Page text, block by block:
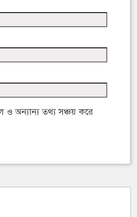
অন্যান্য তথ্য সঞ্চয় করে